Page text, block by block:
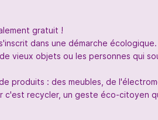
gratuit !
dans une démarche écologique.
vieux objets ou les personnes qui
: des meubles, de
recycler, un geste éco-citoyen